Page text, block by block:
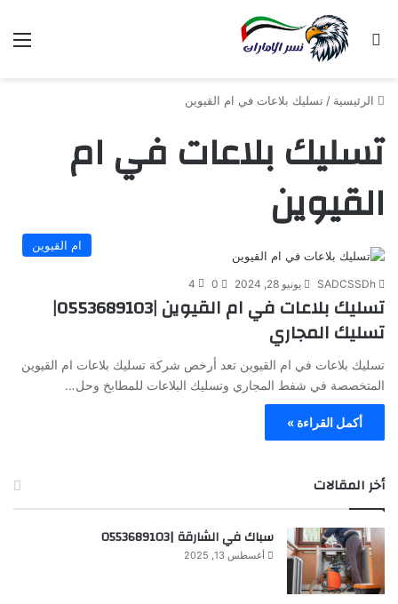
بحث عن
الرئيسية / تسليك بلاعات في ام القيوين
تسليك بلاعات في ام
القيوين
ام القيوين
SADCSSDh يونيو 28, 2024 0
4
تسليك بلاعات في ام القيوين |0553689103|
تسليك المجاري
تسليك بلاعات في ام القيوين تعد أرخص شركة تسليك بلاعات ام القيوين
المتخصصة في شفط المجاري وتسليك البلاعات للمطابخ وحل…
أكمل القراءة »
أخر المقالات
سباك في الشارقة |0553689103
أغسطس 13, 2025